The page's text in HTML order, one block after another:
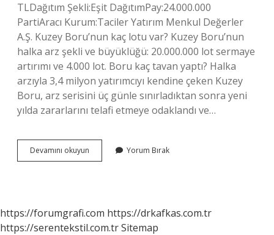
TLDağıtım Şekli:Eşit DağıtımPay:24.000.000
PartiAracı Kurum:Taciler Yatırım Menkul Değerler
A.Ş. Kuzey Boru’nun kaç lotu var? Kuzey Boru’nun
halka arz şekli ve büyüklüğü: 20.000.000 lot sermaye
artırımı ve 4.000 lot. Boru kaç tavan yaptı? Halka
arzıyla 3,4 milyon yatırımcıyı kendine çeken Kuzey
Boru, arz serisini üç günle sınırladıktan sonra yeni
yılda zararlarını telafi etmeye odaklandı ve…
Devamını okuyun
Boru
Yorum Bırak
https://forumgrafi.com https://drkafkas.com.tr
https://serentekstil.com.trSitemap